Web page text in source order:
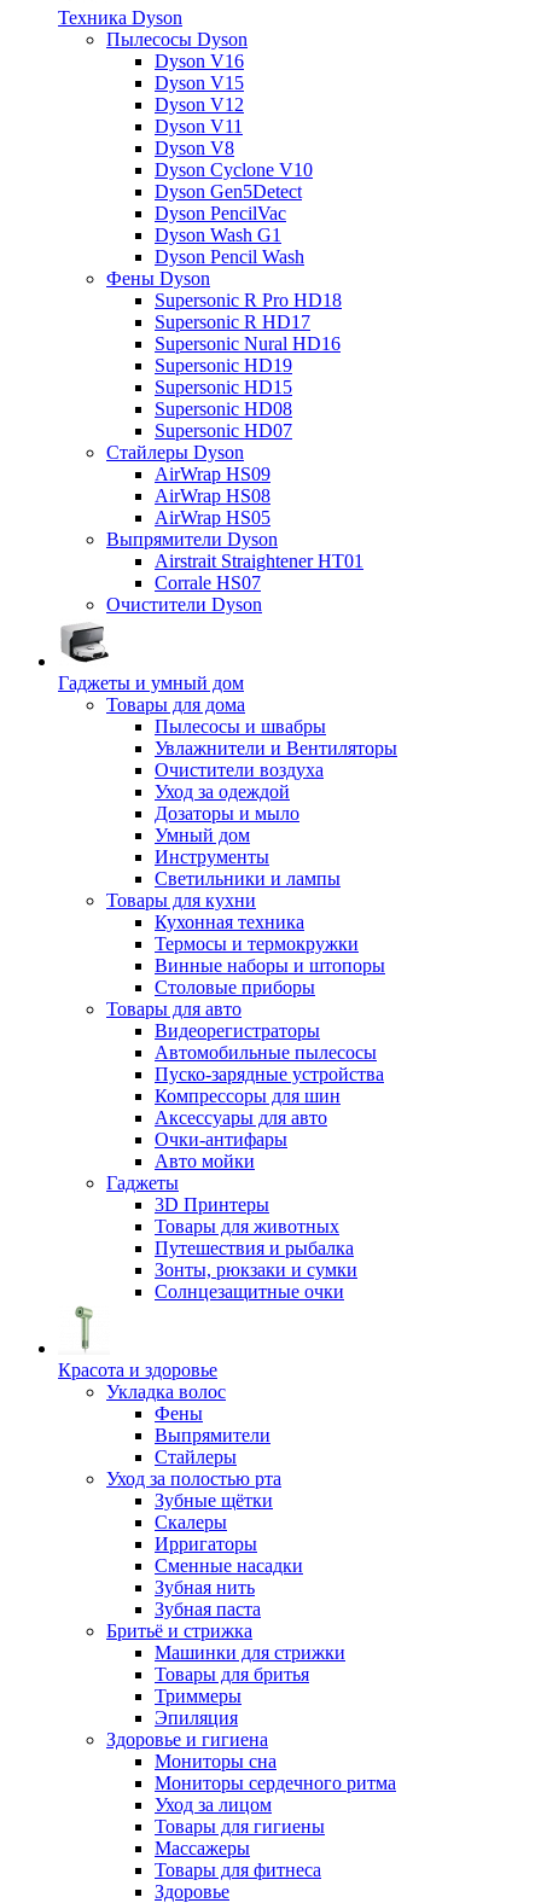
Техника Dyson
Пылесосы Dyson
Dyson V16
Dyson V15
Dyson V12
Dyson V11
Dyson V8
Dyson Cyclone V10
Dyson Gen5Detect
Dyson PencilVac
Dyson Wash G1
Dyson Pencil Wash
Фены Dyson
Supersonic R Pro HD18
Supersonic R HD17
Supersonic Nural HD16
Supersonic HD19
Supersonic HD15
Supersonic HD08
Supersonic HD07
Стайлеры Dyson
AirWrap HS09
AirWrap HS08
AirWrap HS05
Выпрямители Dyson
Airstrait Straightener HT01
Corrale HS07
Очистители Dyson
Гаджеты и умный дом
Товары для дома
Пылесосы и швабры
Увлажнители и Вентиляторы
Очистители воздуха
Уход за одеждой
Дозаторы и мыло
Умный дом
Инструменты
Светильники и лампы
Товары для кухни
Кухонная техника
Термосы и термокружки
Винные наборы и штопоры
Столовые приборы
Товары для авто
Видеорегистраторы
Автомобильные пылесосы
Пуско-зарядные устройства
Компрессоры для шин
Аксессуары для авто
Очки-антифары
Авто мойки
Гаджеты
3D Принтеры
Товары для животных
Путешествия и рыбалка
Зонты, рюкзаки и сумки
Солнцезащитные очки
Красота и здоровье
Укладка волос
Фены
Выпрямители
Стайлеры
Уход за полостью рта
Зубные щётки
Скалеры
Ирригаторы
Сменные насадки
Зубная нить
Зубная паста
Бритьё и стрижка
Машинки для стрижки
Товары для бритья
Триммеры
Эпиляция
Здоровье и гигиена
Мониторы сна
Мониторы сердечного ритма
Уход за лицом
Товары для гигиены
Массажеры
Товары для фитнеса
Здоровье